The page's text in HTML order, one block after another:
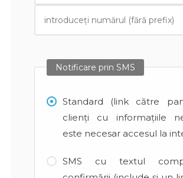
Notificare prin SMS
Standard (link către
clienți cu informațiile
este necesar accesul la
SMS cu textul